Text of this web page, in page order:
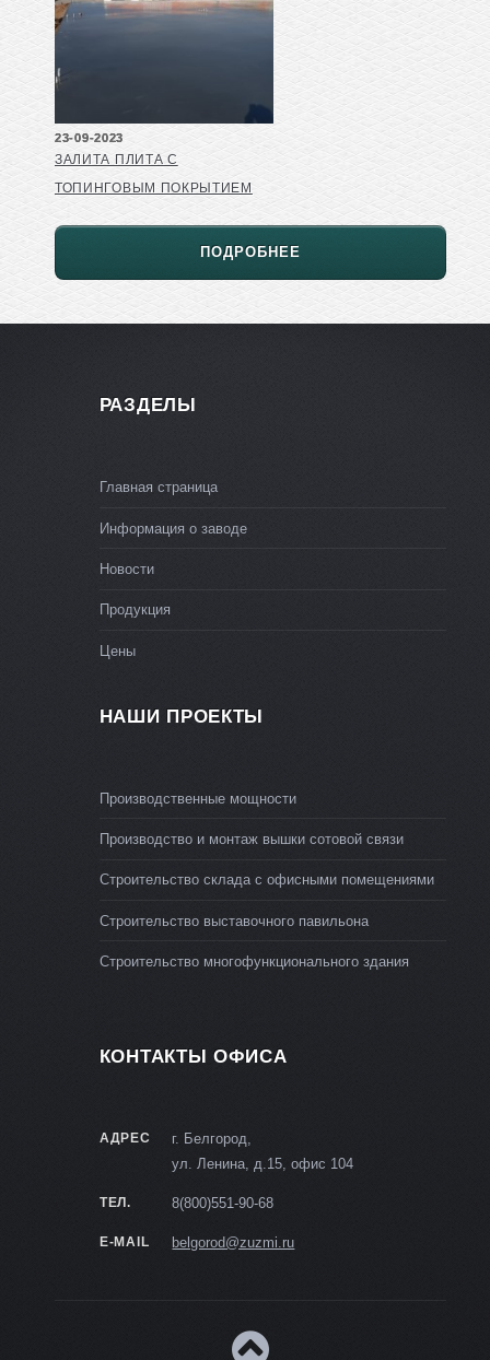
23-09-2023
ЗАЛИТА ПЛИТА С
ТОПИНГОВЫМ ПОКРЫТИЕМ
ПОДРОБНЕЕ
РАЗДЕЛЫ
Главная страница
Информация о заводе
Новости
Продукция
Цены
НАШИ ПРОЕКТЫ
Производственные мощности
Производство и монтаж вышки сотовой связи
Строительство склада с офисными помещениями
Строительство выставочного павильона
Строительство многофункционального здания
КОНТАКТЫ ОФИСА
АДРЕС
г. Белгород,
ул. Ленина, д.15, офис 104
ТЕЛ. 8(800)551-90-68
E-MAIL belgorod@zuzmi.ru